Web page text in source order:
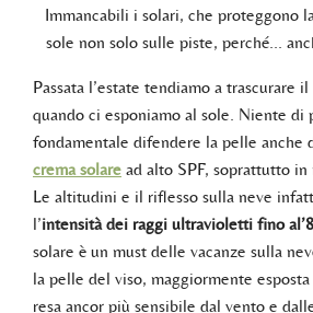
Immancabili i solari, che proteggono
sole non solo sulle piste, perché...
Passata l’estate tendiamo a trascurare
quando ci esponiamo al sole. Niente di
fondamentale difendere la pelle anche
crema solare ad alto SPF, soprattutto in
Le altitudini e il riflesso sulla neve
l’intensità dei raggi ultravioletti fino
solare è un must delle vacanze sulla
la pelle del viso, maggiormente
resa ancor più sensibile dal vento e